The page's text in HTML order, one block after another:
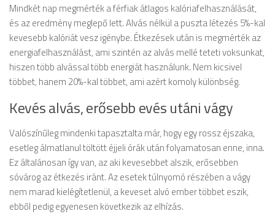
Mindkét nap megmérték a férfiak átlagos kalóriafelhasználását,
és az eredmény meglepő lett. Alvás nélkül a puszta létezés 5%-kal
kevesebb kalóriát vesz igénybe. Étkezések után is megmérték az
energiafelhasználást, ami szintén az alvás mellé teteti voksunkat,
hiszen több alvással több energiát használunk. Nem kicsivel
többet, hanem 20%-kal többet, ami azért komoly különbség.
Kevés alvás, erősebb evés utáni vágy
Valószínűleg mindenki tapasztalta már, hogy egy rossz éjszaka,
esetleg álmatlanul töltött éjjeli órák után folyamatosan enne, inna.
Ez általánosan így van, az aki kevesebbet alszik, erősebben
sóvárog az étkezés iránt. Az esetek túlnyomó részében a vágy
nem marad kielégítetlenül, a keveset alvó ember többet eszik,
ebből pedig egyenesen következik az elhízás.